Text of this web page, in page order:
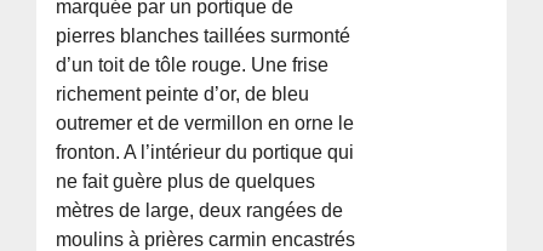
marquée par un portique de
pierres blanches taillées surmonté
d’un toit de tôle rouge. Une frise
richement peinte d’or, de bleu
outremer et de vermillon en orne le
fronton. A l’intérieur du portique qui
ne fait guère plus de quelques
mètres de large, deux rangées de
moulins à prières carmin encastrés